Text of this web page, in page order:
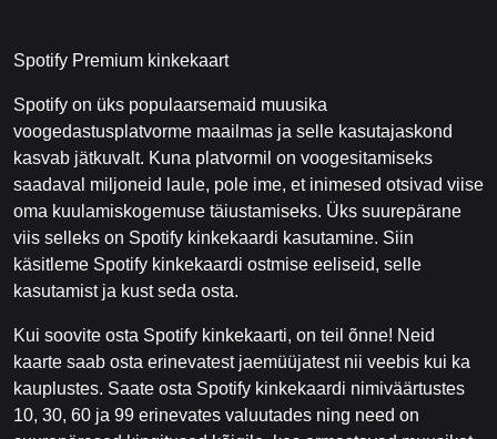
Spotify Premium kinkekaart
Spotify on üks populaarsemaid muusika
voogedastusplatvorme maailmas ja selle kasutajaskond
kasvab jätkuvalt. Kuna platvormil on voogesitamiseks
saadaval miljoneid laule, pole ime, et inimesed otsivad viise
oma kuulamiskogemuse täiustamiseks. Üks suurepärane
viis selleks on Spotify kinkekaardi kasutamine. Siin
käsitleme Spotify kinkekaardi ostmise eeliseid, selle
kasutamist ja kust seda osta.
Kui soovite osta Spotify kinkekaarti, on teil õnne! Neid
kaarte saab osta erinevatest jaemüüjatest nii veebis kui ka
kauplustes. Saate osta Spotify kinkekaardi nimiväärtustes
10, 30, 60 ja 99 erinevates valuutades ning need on